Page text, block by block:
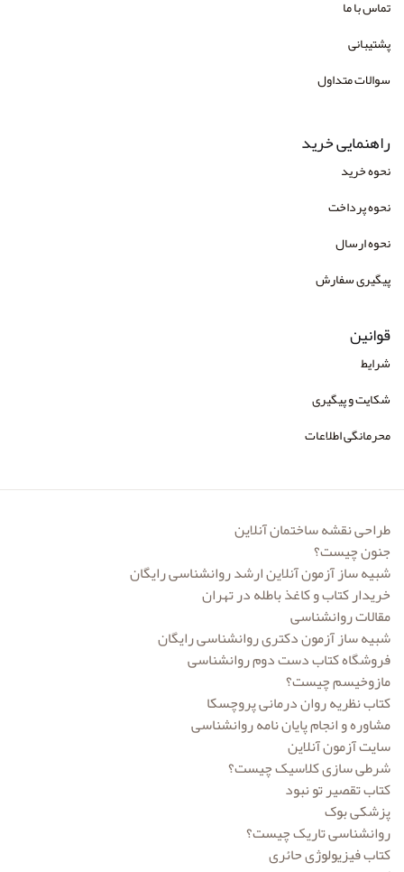
انتشارات دوران
انتشارات رشد و توسعه
انتشارات سازوکار
انتشارات سایه سخن
انتشارات سخن
انتشارات شباهنگ
انتشارات صابرین
انتشارات طرحواره
انتشارات فروزش
انتشارات قطره
انتشارات ققنوس
انتشارات کمال تربیت
انتشارات گپ
انتشارات ما و شما
انتشارات ماهان
تماس با ما
پشتیبانی
سوالات متداول
راهنمایی خرید
نحوه خرید
نحوه پرداخت
نحوه ارسال
پیگیری سفارش
قوانین
شرایط
شکایت و پیگیری
محرمانگی اطلاعات
طراحی نقشه ساختمان آنلاین
جنون چیست؟
شبیه ساز آزمون آنلاین ارشد روانشناسی رایگان
خریدار کتاب و کاغذ باطله در تهران
مقالات روانشناسی
شبیه ساز آزمون دکتری روانشناسی رایگان
فروشگاه کتاب دست دوم روانشناسی
مازوخیسم چیست؟
کتاب نظریه روان درمانی پروچسکا
مشاوره و انجام پایان نامه روانشناسی
سایت آزمون آنلاین
شرطی سازی کلاسیک چیست؟
کتاب تقصیر تو نبود
پزشکی بوک
روانشناسی تاریک چیست؟
کتاب فیزیولوژی حائری